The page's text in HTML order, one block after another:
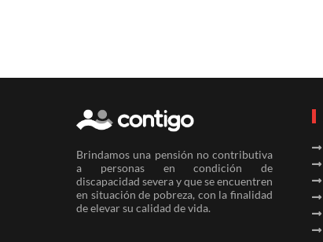
Brindamos una pensión no contributiva
a personas en condición de
discapacidad severa y que se encuentren
en situación de pobreza, con la finalidad
de elevar su calidad de vida.